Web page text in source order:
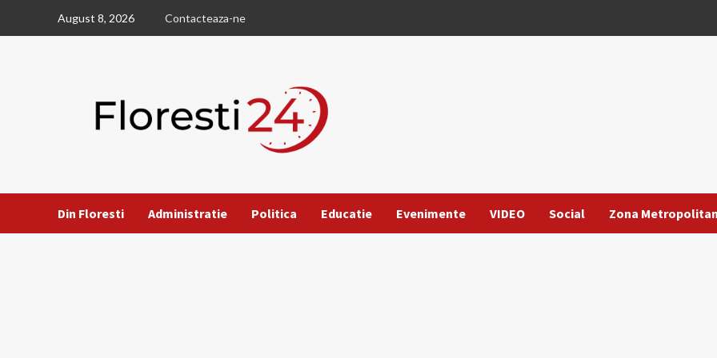
August 8, 2026 Contacteaza-ne
Din Floresti Administratie Politica Educatie Evenimente VIDEO Social Zona